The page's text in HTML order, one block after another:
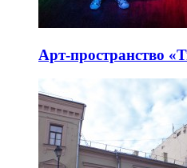
Арт-пространство